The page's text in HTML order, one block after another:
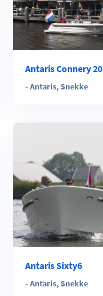
Antaris Connery 20
-Antaris,Snekke
Antaris Sixty6
-Antaris,Snekke